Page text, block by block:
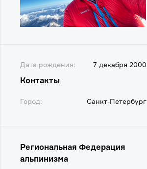
Дата рождения: 7 декабря 2000
Контакты
Город: Санкт-Петербург
Региональная Федерация
альпинизма